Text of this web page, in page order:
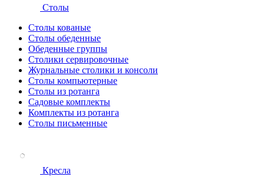
Столы
Столы кованые
Столы обеденные
Обеденные группы
Столики сервировочные
Журнальные столики и консоли
Столы компьютерные
Столы из ротанга
Садовые комплекты
Комплекты из ротанга
Столы письменные
Кресла